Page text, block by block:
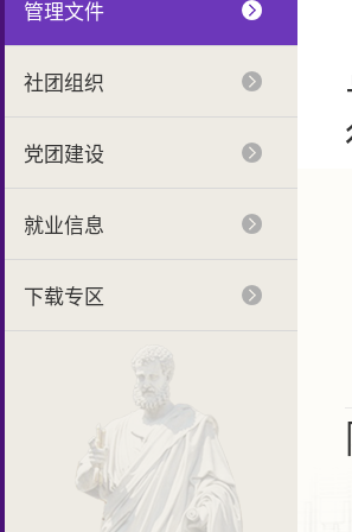
管理文件
社团组织
党团建设
就业信息
下载专区